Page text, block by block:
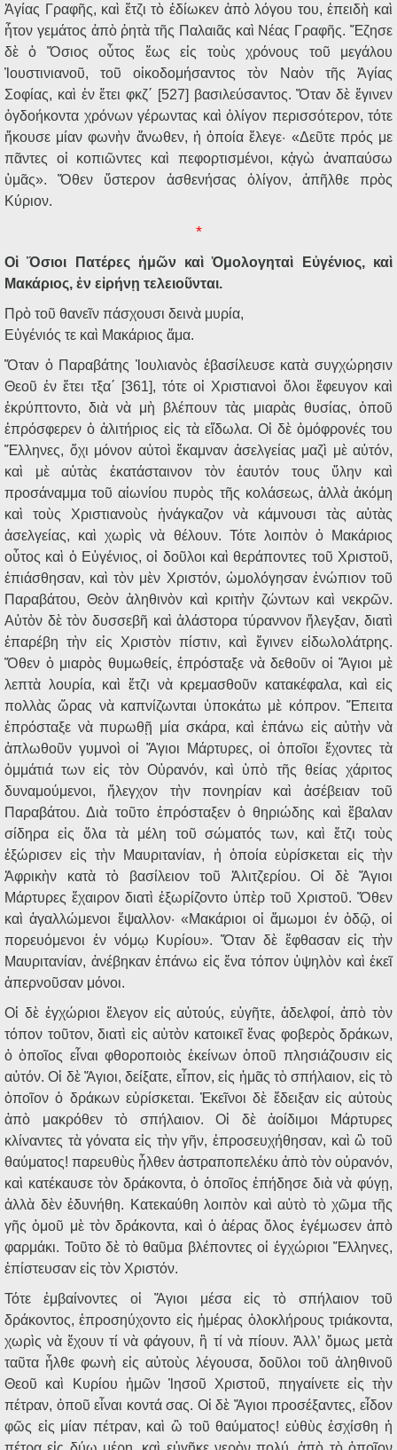
Ἁγίας Γραφῆς, καὶ ἔτζι τὸ ἐδίωκεν ἀπὸ λόγου του, ἐπειδὴ καὶ
ἦτον γεμάτος ἀπὸ ῥητὰ τῆς Παλαιᾶς καὶ Νέας Γραφῆς. Ἔζησε
δὲ ὁ Ὅσιος οὗτος ἕως εἰς τοὺς χρόνους τοῦ μεγάλου
Ἰουστινιανοῦ, τοῦ οἰκοδομήσαντος τὸν Ναὸν τῆς Ἁγίας
Σοφίας, καὶ ἐν ἔτει φκζ΄ [527] βασιλεύσαντος. Ὅταν δὲ ἔγινεν
ὀγδοήκοντα χρόνων γέρωντας καὶ ὀλίγον περισσότερον, τότε
ἤκουσε μίαν φωνὴν ἄνωθεν, ἡ ὁποία ἔλεγε· «Δεῦτε πρός με
πᾶντες οἱ κοπιῶντες καὶ πεφορτισμένοι, κᾀγὼ ἀναπαύσω
ὑμᾶς». Ὅθεν ὕστερον ἀσθενήσας ὀλίγον, ἀπῆλθε πρὸς
Κύριον.
*
Οἱ Ὅσιοι Πατέρες ἡμῶν καὶ Ὁμολογηταὶ Εὐγένιος, καὶ
Μακάριος, ἐν εἰρήνῃ τελειοῦνται.
Πρὸ τοῦ θανεῖν πάσχουσι δεινὰ μυρία,
Εὐγένιός τε καὶ Μακάριος ἅμα.
Ὅταν ὁ Παραβάτης Ἰουλιανὸς ἐβασίλευσε κατὰ συγχώρησιν
Θεοῦ ἐν ἔτει τξα΄ [361], τότε οἱ Χριστιανοὶ ὅλοι ἔφευγον καὶ
ἐκρύπτοντο, διὰ νὰ μὴ βλέπουν τὰς μιαρὰς θυσίας, ὁποῦ
ἐπρόσφερεν ὁ ἀλιτήριος εἰς τὰ εἴδωλα. Οἱ δὲ ὁμόφρονές του
Ἕλληνες, ὄχι μόνον αὐτοὶ ἔκαμναν ἀσελγείας μαζὶ μὲ αὐτόν,
καὶ μὲ αὐτὰς ἐκατάσταινον τὸν ἑαυτόν τους ὕλην καὶ
προσάναμμα τοῦ αἰωνίου πυρὸς τῆς κολάσεως, ἀλλὰ ἀκόμη
καὶ τοὺς Χριστιανοὺς ἠνάγκαζον νὰ κάμνουσι τὰς αὐτὰς
ἀσελγείας, καὶ χωρὶς νὰ θέλουν. Τότε λοιπὸν ὁ Μακάριος
οὗτος καὶ ὁ Εὐγένιος, οἱ δοῦλοι καὶ θεράποντες τοῦ Χριστοῦ,
ἐπιάσθησαν, καὶ τὸν μὲν Χριστόν, ὡμολόγησαν ἐνώπιον τοῦ
Παραβάτου, Θεὸν ἀληθινὸν καὶ κριτὴν ζώντων καὶ νεκρῶν.
Αὐτὸν δὲ τὸν δυσσεβῆ καὶ ἀλάστορα τύραννον ἤλεγξαν, διατὶ
ἐπαρέβη τὴν εἰς Χριστὸν πίστιν, καὶ ἔγινεν εἰδωλολάτρης.
Ὅθεν ὁ μιαρὸς θυμωθείς, ἐπρόσταξε νὰ δεθοῦν οἱ Ἅγιοι μὲ
λεπτὰ λουρία, καὶ ἔτζι νὰ κρεμασθοῦν κατακέφαλα, καὶ εἰς
πολλὰς ὥρας νὰ καπνίζωνται ὑποκάτω μὲ κόπρον. Ἔπειτα
ἐπρόσταξε νὰ πυρωθῇ μία σκάρα, καὶ ἐπάνω εἰς αὐτὴν νὰ
ἁπλωθοῦν γυμνοὶ οἱ Ἅγιοι Μάρτυρες, οἱ ὁποῖοι ἔχοντες τὰ
ὀμμάτιά των εἰς τὸν Οὐρανόν, καὶ ὑπὸ τῆς θείας χάριτος
δυναμούμενοι, ἤλεγχον τὴν πονηρίαν καὶ ἀσέβειαν τοῦ
Παραβάτου. Διὰ τοῦτο ἐπρόσταξεν ὁ θηριώδης καὶ ἔβαλαν
σίδηρα εἰς ὅλα τὰ μέλη τοῦ σώματός των, καὶ ἔτζι τοὺς
ἐξώρισεν εἰς τὴν Μαυριτανίαν, ἡ ὁποία εὑρίσκεται εἰς τὴν
Ἀφρικὴν κατὰ τὸ βασίλειον τοῦ Ἀλιτζερίου. Οἱ δὲ Ἅγιοι
Μάρτυρες ἔχαιρον διατὶ ἐξωρίζοντο ὑπὲρ τοῦ Χριστοῦ. Ὅθεν
καὶ ἀγαλλώμενοι ἔψαλλον· «Μακάριοι οἱ ἄμωμοι ἐν ὁδῷ, οἱ
πορευόμενοι ἐν νόμῳ Κυρίου». Ὅταν δὲ ἔφθασαν εἰς τὴν
Μαυριτανίαν, ἀνέβηκαν ἐπάνω εἰς ἕνα τόπον ὑψηλὸν καὶ ἐκεῖ
ἀπερνοῦσαν μόνοι.
Οἱ δὲ ἐγχώριοι ἔλεγον εἰς αὐτούς, εὐγῆτε, ἀδελφοί, ἀπὸ τὸν
τόπον τοῦτον, διατὶ εἰς αὐτὸν κατοικεῖ ἕνας φοβερὸς δράκων,
ὁ ὁποῖος εἶναι φθοροποιὸς ἐκείνων ὁποῦ πλησιάζουσιν εἰς
αὐτόν. Οἱ δὲ Ἅγιοι, δείξατε, εἶπον, εἰς ἡμᾶς τὸ σπήλαιον, εἰς τὸ
ὁποῖον ὁ δράκων εὑρίσκεται. Ἐκεῖνοι δὲ ἔδειξαν εἰς αὐτοὺς
ἀπὸ μακρόθεν τὸ σπήλαιον. Οἱ δὲ ἀοίδιμοι Μάρτυρες
κλίναντες τὰ γόνατα εἰς τὴν γῆν, ἐπροσευχήθησαν, καὶ ὢ τοῦ
θαύματος! παρευθὺς ἦλθεν ἀστραποπελέκυ ἀπὸ τὸν οὐρανόν,
καὶ κατέκαυσε τὸν δράκοντα, ὁ ὁποῖος ἐπήδησε διὰ νὰ φύγῃ,
ἀλλὰ δὲν ἐδυνήθη. Κατεκαύθη λοιπὸν καὶ αὐτὸ τὸ χῶμα τῆς
γῆς ὁμοῦ μὲ τὸν δράκοντα, καὶ ὁ ἀέρας ὅλος ἐγέμωσεν ἀπὸ
φαρμάκι. Τοῦτο δὲ τὸ θαῦμα βλέποντες οἱ ἐγχώριοι Ἕλληνες,
ἐπίστευσαν εἰς τὸν Χριστόν.
Τότε ἐμβαίνοντες οἱ Ἅγιοι μέσα εἰς τὸ σπήλαιον τοῦ
δράκοντος, ἐπροσηύχοντο εἰς ἡμέρας ὁλοκλήρους τριάκοντα,
χωρὶς νὰ ἔχουν τί νὰ φάγουν, ἢ τί νὰ πίουν. Ἀλλ’ ὅμως μετὰ
ταῦτα ἦλθε φωνὴ εἰς αὐτοὺς λέγουσα, δοῦλοι τοῦ ἀληθινοῦ
Θεοῦ καὶ Κυρίου ἡμῶν Ἰησοῦ Χριστοῦ, πηγαίνετε εἰς τὴν
πέτραν, ὁποῦ εἶναι κοντά σας. Οἱ δὲ Ἅγιοι προσέξαντες, εἶδον
φῶς εἰς μίαν πέτραν, καὶ ὢ τοῦ θαύματος! εὐθὺς ἐσχίσθη ἡ